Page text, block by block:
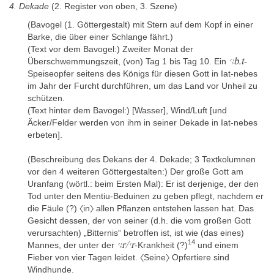
4. Dekade (2. Register von oben, 3. Szene)
(Bavogel (1. Göttergestalt) mit Stern auf dem Kopf in einer
Barke, die über einer Schlange fährt.)
(Text vor dem Bavogel:) Zweiter Monat der
Überschwemmungszeit, (von) Tag 1 bis Tag 10. Ein ꜥꜣb.t-
Speiseopfer seitens des Königs für diesen Gott in Iat-nebes
im Jahr der Furcht durchführen, um das Land vor Unheil zu
schützen.
(Text hinter dem Bavogel:) [Wasser], Wind/Luft [und
Äcker/Felder werden von ihm in seiner Dekade in Iat-nebes
erbeten].
(Beschreibung des Dekans der 4. Dekade; 3 Textkolumnen
vor den 4 weiteren Göttergestalten:) Der große Gott am
Uranfang (wörtl.: beim Ersten Mal): Er ist derjenige, der den
Tod unter den Mentiu-Beduinen zu geben pflegt, nachdem er
die Fäule (?) 〈in〉 allen Pflanzen entstehen lassen hat. Das
Gesicht dessen, der von seiner (d.h. die vom großen Gott
verursachten) „Bitternis“ betroffen ist, ist wie (das eines)
Mannes, der unter der ꜥꜣr/ꜥr-Krankheit (?)14 und einem
Fieber von vier Tagen leidet. 〈Seine〉 Opfertiere sind
Windhunde.